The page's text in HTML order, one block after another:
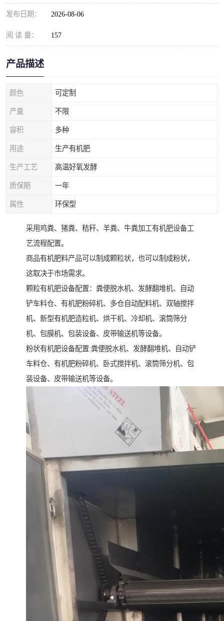
发布日期： 2026-08-06
阅 读 量： 157
产品描述
颜色 可定制
产量 不限
容积 多种
用途 生产有机肥
生产工艺 高温好氧发酵
质保期 一年
属性 环保型
采用鸡粪、猪粪、秸秆、羊粪、牛粪加工有机肥设备工
艺流程配置。
商品有机肥料产品可以制成颗粒状，也可以制成粉状，
这取决于市场需求。
颗粒有机肥设备配置：粪便脱水机、发酵翻堆机、自动
铲车料仓、有机肥粉碎机、多仓自动配料机、双轴搅拌
机、新型有机肥造粒机、烘干机、冷却机、滚筒筛分
机、包膜机、包装设备、皮带输送机等设备。
粉状有机肥设备配置:粪便脱水机、发酵翻堆机、自动铲
车料仓、有机肥粉碎机、卧式搅拌机、滚筒筛分机、包
装设备、皮带输送机等设备。